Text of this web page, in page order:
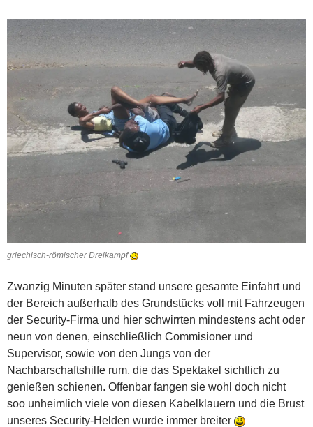
griechisch-römischer Dreikampf
Zwanzig Minuten später stand unsere gesamte Einfahrt und
der Bereich außerhalb des Grundstücks voll mit Fahrzeugen
der Security-Firma und hier schwirrten mindestens acht oder
neun von denen, einschließlich Commisioner und
Supervisor, sowie von den Jungs von der
Nachbarschaftshilfe rum, die das Spektakel sichtlich zu
genießen schienen. Offenbar fangen sie wohl doch nicht
soo unheimlich viele von diesen Kabelklauern und die Brust
unseres Security-Helden wurde immer breiter